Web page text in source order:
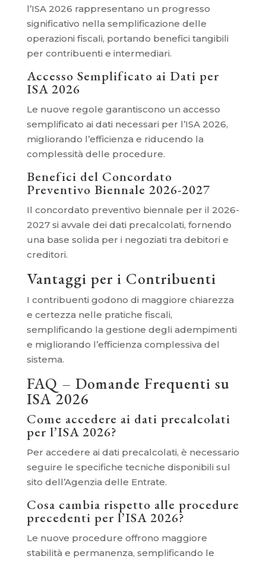
l’ISA 2026 rappresentano un progresso
significativo nella semplificazione delle
operazioni fiscali, portando benefici tangibili
per contribuenti e intermediari.
Accesso Semplificato ai Dati per
ISA 2026
Le nuove regole garantiscono un accesso
semplificato ai dati necessari per l’ISA 2026,
migliorando l’efficienza e riducendo la
complessità delle procedure.
Benefici del Concordato
Preventivo Biennale 2026-2027
Il concordato preventivo biennale per il 2026-
2027 si avvale dei dati precalcolati, fornendo
una base solida per i negoziati tra debitori e
creditori.
Vantaggi per i Contribuenti
I contribuenti godono di maggiore chiarezza
e certezza nelle pratiche fiscali,
semplificando la gestione degli adempimenti
e migliorando l’efficienza complessiva del
sistema.
FAQ – Domande Frequenti su
ISA 2026
Come accedere ai dati precalcolati
per l’ISA 2026?
Per accedere ai dati precalcolati, è necessario
seguire le specifiche tecniche disponibili sul
sito dell’Agenzia delle Entrate.
Cosa cambia rispetto alle procedure
precedenti per l’ISA 2026?
Le nuove procedure offrono maggiore
stabilità e permanenza, semplificando le